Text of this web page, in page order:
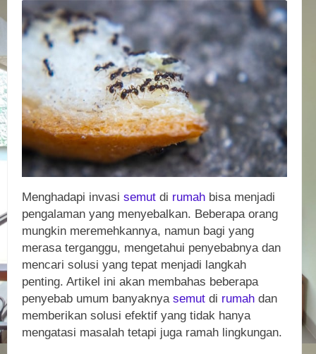
Menghadapi invasi semut di rumah bisa menjadi
pengalaman yang menyebalkan. Beberapa orang
mungkin meremehkannya, namun bagi yang
merasa terganggu, mengetahui penyebabnya dan
mencari solusi yang tepat menjadi langkah
penting. Artikel ini akan membahas beberapa
penyebab umum banyaknya semut di rumah dan
memberikan solusi efektif yang tidak hanya
mengatasi masalah tetapi juga ramah lingkungan.